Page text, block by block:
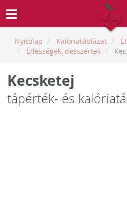
Nyitólap Kalóriatáblázat
Édességek, desszertek
Kecsketej
tápérték- és